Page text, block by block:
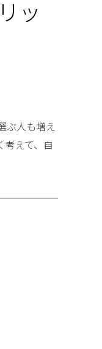
ッ
ぶ人も増え
考えて、自